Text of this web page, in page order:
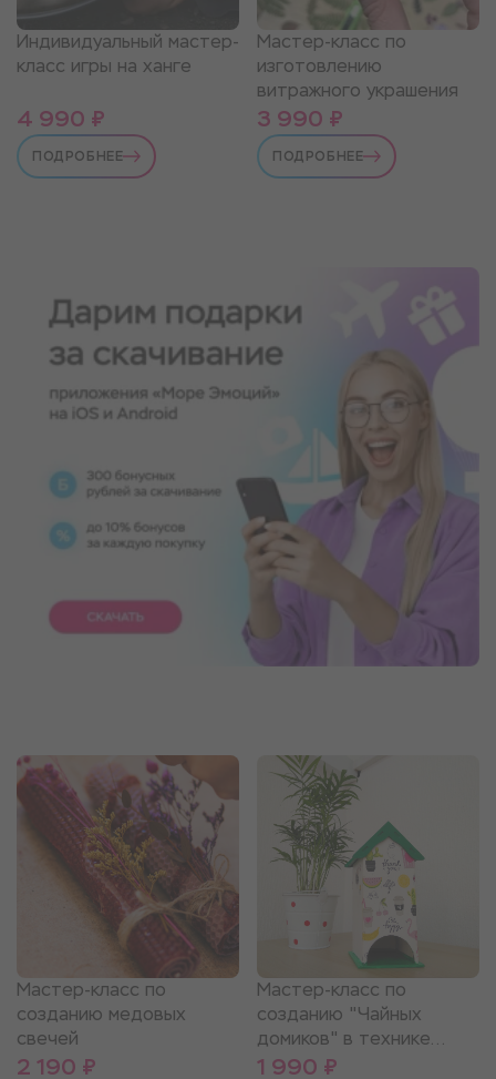
Индивидуальный мастер-
класс игры на ханге
4 990 ₽
ПОДРОБНЕЕ
Мастер-класс по
изготовлению
витражного украшения
3 990 ₽
ПОДРОБНЕЕ
Мастер-класс по
созданию медовых
свечей
2 190 ₽
Мастер-класс по
созданию "Чайных
домиков" в технике
декупаж
1 990 ₽